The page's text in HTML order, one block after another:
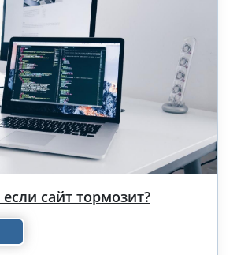
сайт тормозит?